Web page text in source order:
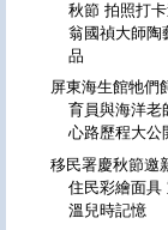
秋節 拍照打
翁國禎大師陶
品
屏東海生館牠們
育員與海洋老
心路歷程大公
移民署慶秋節邀
住民彩繪面具
溫兒時記憶